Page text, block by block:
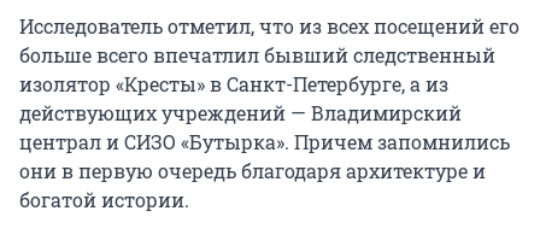
Исследователь отметил, что из всех посещений его
больше всего впечатлил бывший следственный
изолятор «Кресты» в Санкт-Петербурге, а из
действующих учреждений — Владимирский
централ и СИЗО «Бутырка». Причем запомнились
они в первую очередь благодаря архитектуре и
богатой истории.